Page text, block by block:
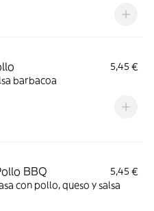
5,45 €
barbacoa
BBQ
5,45 €
con pollo, queso y salsa